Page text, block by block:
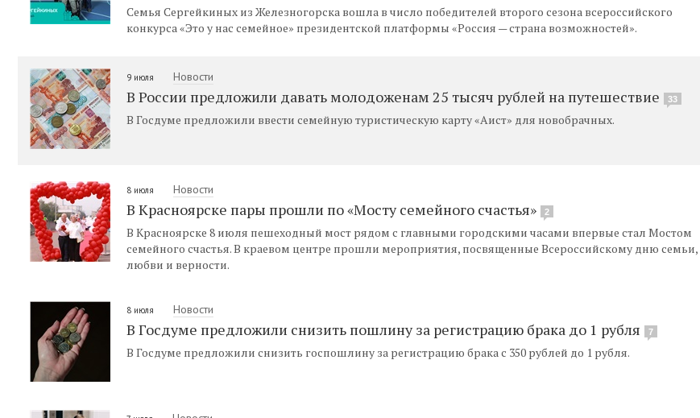
Семья Сергейкиных из Железногорска вошла в число победителей второго сезона всероссийского
конкурса «Это у нас семейное» президентской платформы «Россия — страна возможностей».
9 июля Новости
В России предложили давать молодоженам 25 тысяч рублей на путешествие 33
В Госдуме предложили ввести семейную туристическую карту «Аист» для новобрачных.
8 июля Новости
В Красноярске пары прошли по «Мосту семейного счастья» 2
В Красноярске 8 июля пешеходный мост рядом с главными городскими часами впервые стал Мостом
семейного счастья. В краевом центре прошли мероприятия, посвященные Всероссийскому дню семьи,
любви и верности.
8 июля Новости
В Госдуме предложили снизить пошлину за регистрацию брака до 1 рубля 7
В Госдуме предложили снизить госпошлину за регистрацию брака с 350 рублей до 1 рубля.